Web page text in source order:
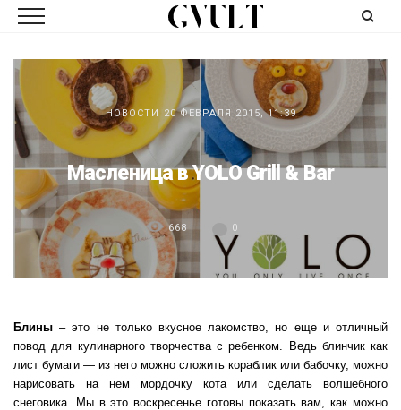
НОВОСТИ 20 ФЕВРАЛЯ 2015, 11:39
Масленица в YOLO Grill & Bar
668 0
Блины – это не только вкусное лакомство, но еще и отличный
повод для кулинарного творчества с ребенком. Ведь блинчик как
лист бумаги — из него можно сложить кораблик или бабочку, можно
нарисовать на нем мордочку кота или сделать волшебного
снеговика. Мы в это воскресенье готовы показать вам, как можно